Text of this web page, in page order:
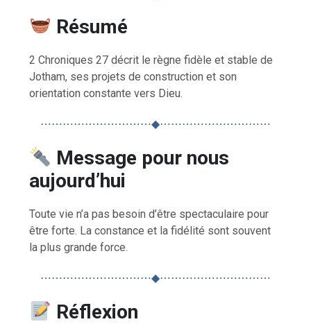
Résumé
2 Chroniques 27 décrit le règne fidèle et stable de
Jotham, ses projets de construction et son
orientation constante vers Dieu.
⋯⋯⋯⋯⋯⋯⋯⋯⋯⋯◆⋯⋯⋯⋯⋯⋯⋯⋯⋯⋯
Message pour nous
aujourd’hui
Toute vie n’a pas besoin d’être spectaculaire pour
être forte. La constance et la fidélité sont souvent
la plus grande force.
⋯⋯⋯⋯⋯⋯⋯⋯⋯⋯◆⋯⋯⋯⋯⋯⋯⋯⋯⋯⋯
Réflexion